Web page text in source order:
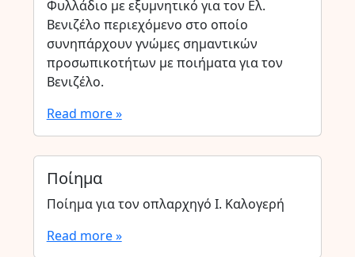
Φυλλάδιο με εξυμνητικό για τον Ελ.
Βενιζέλο περιεχόμενο στο οποίο
συνηπάρχουν γνώμες σημαντικών
προσωπικοτήτων με ποιήματα για τον
Βενιζέλο.
Read more »
Ποίημα
Ποίημα για τον οπλαρχηγό Ι. Καλογερή
Read more »